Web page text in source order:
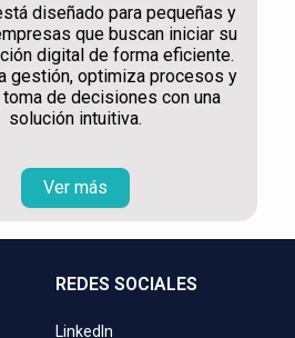
diseñado para pequeñas y
que buscan iniciar su
digital de forma eficiente.
gestión, optimiza procesos y
toma de decisiones con una
solución intuitiva.
Ver más
REDES SOCIALES
LinkedIn